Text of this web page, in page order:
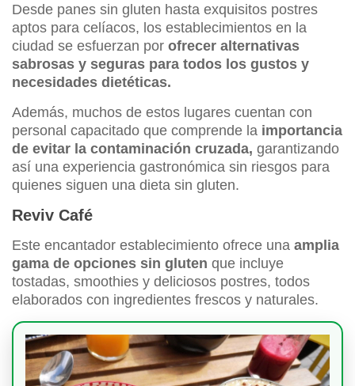
Desde panes sin gluten hasta exquisitos postres
aptos para celíacos, los establecimientos en la
ciudad se esfuerzan por ofrecer alternativas
sabrosas y seguras para todos los gustos y
necesidades dietéticas.
Además, muchos de estos lugares cuentan con
personal capacitado que comprende la importancia
de evitar la contaminación cruzada, garantizando
así una experiencia gastronómica sin riesgos para
quienes siguen una dieta sin gluten.
Reviv Café
Este encantador establecimiento ofrece una amplia
gama de opciones sin gluten que incluye
tostadas, smoothies y deliciosos postres, todos
elaborados con ingredientes frescos y naturales.